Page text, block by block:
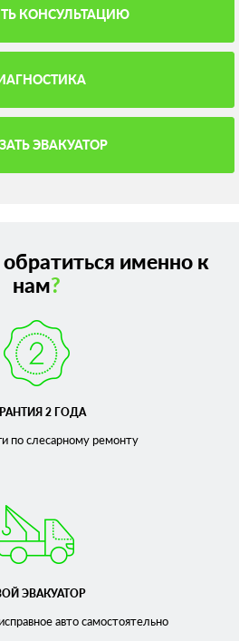
КОНСУЛЬТАЦИЮ
ЭВАКУАТОР
именно к
нам?
2 ГОДА
по слесарномуремонту
ЭВАКУАТОР
авто самостоятельно